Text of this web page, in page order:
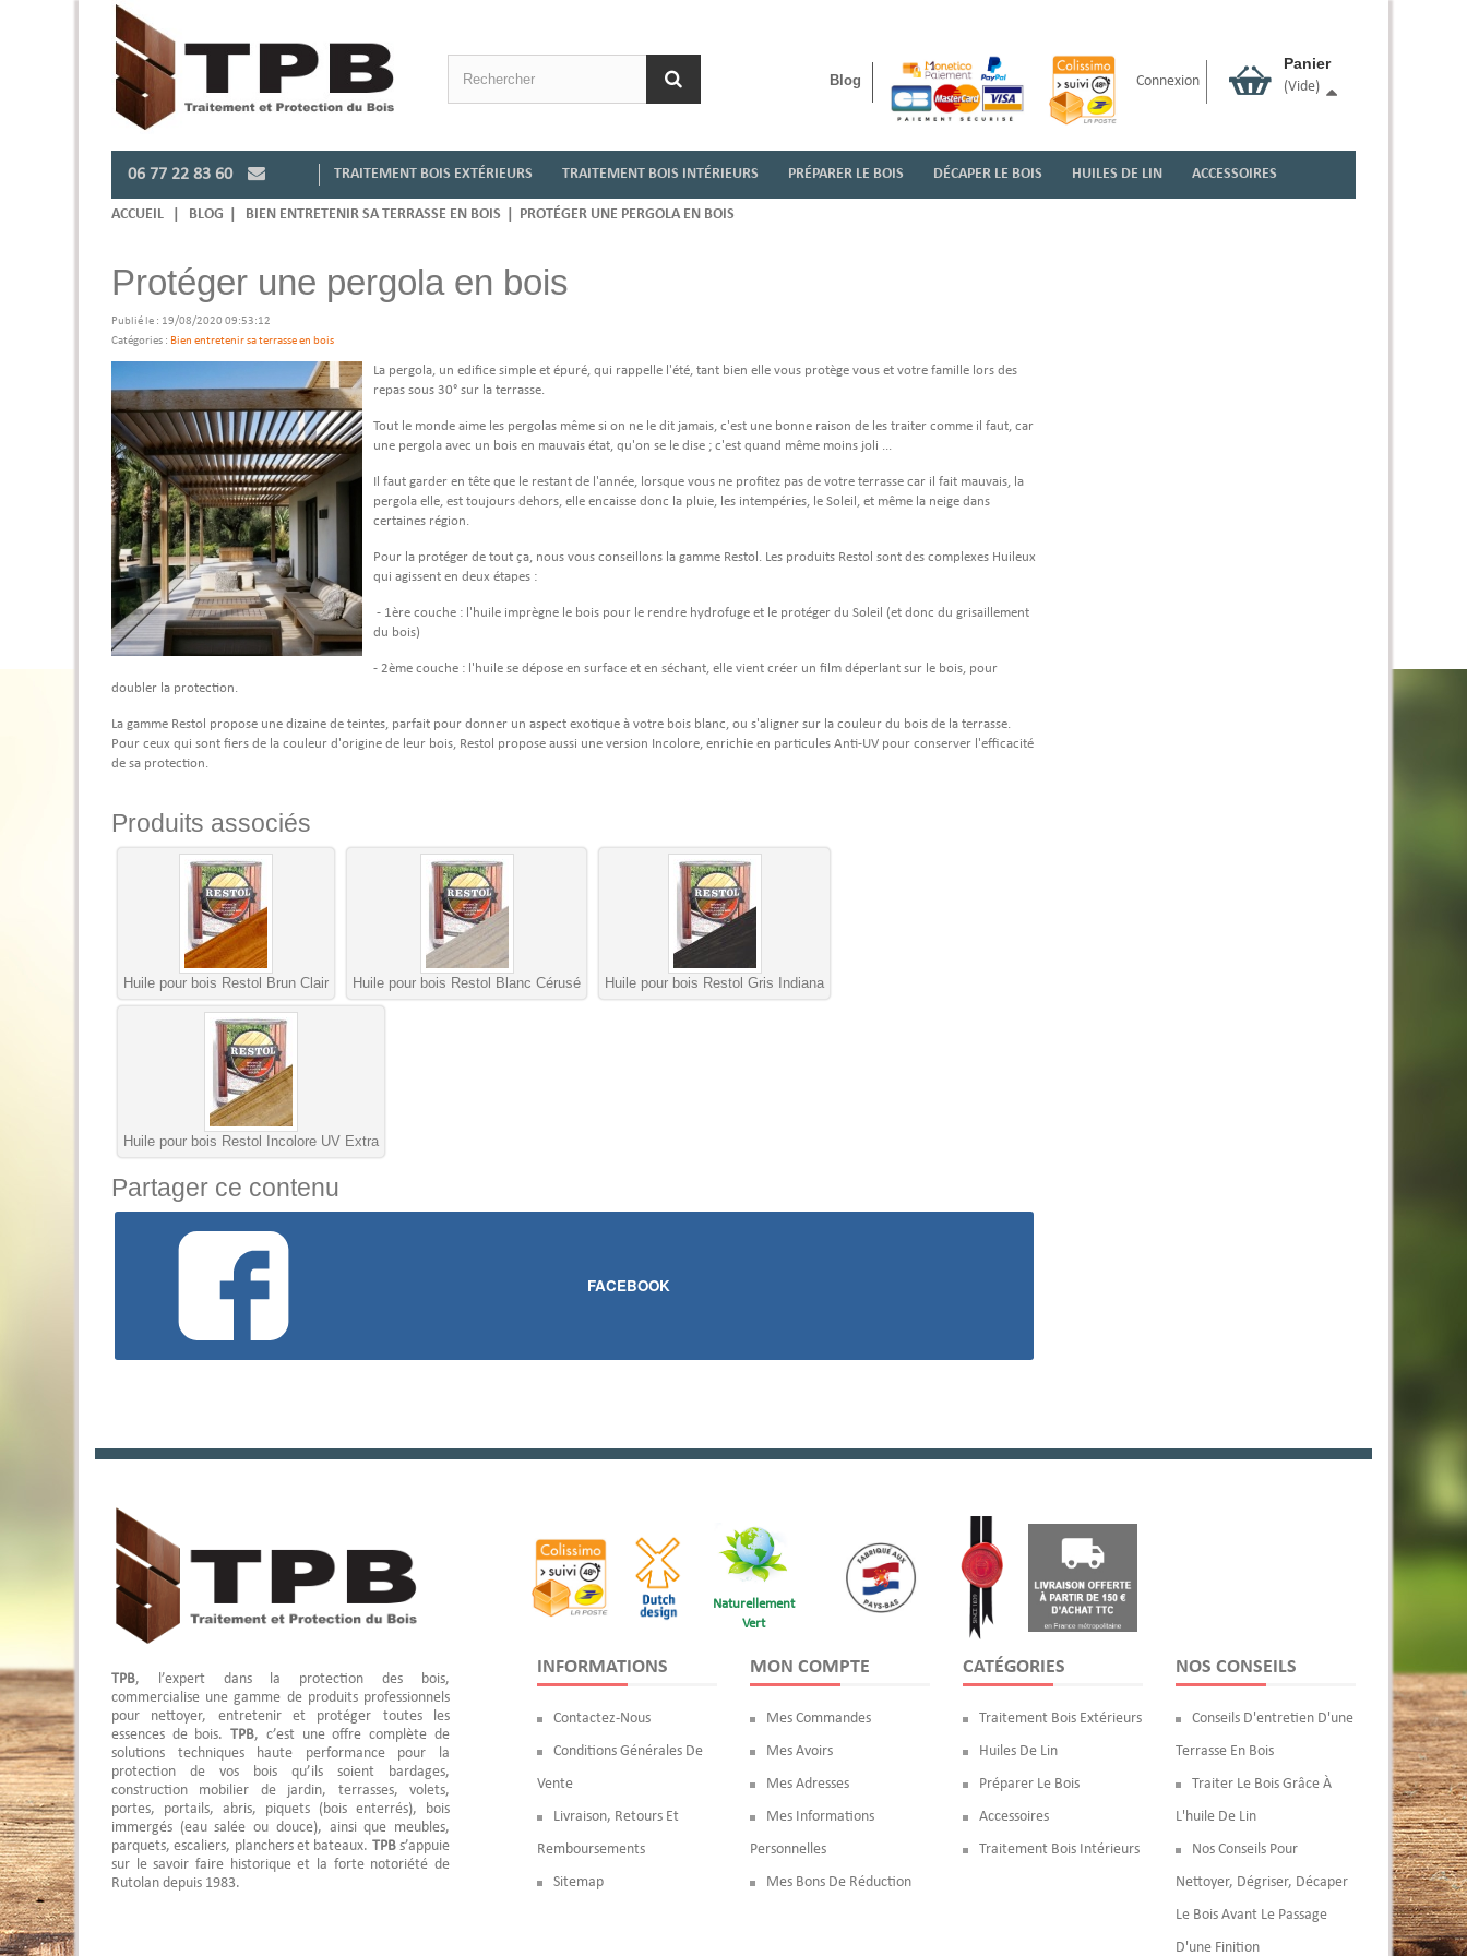
Panier
(vide)
Connexion
Blog
06 77 22 83 60 TRAITEMENT BOIS EXTÉRIEURS TRAITEMENT BOIS INTÉRIEURS PRÉPARER LE BOIS DÉCAPER LE BOIS HUILES DE LIN ACCESSOIRES
ACCUEIL BLOG BIEN ENTRETENIR SA TERRASSE EN BOIS PROTÉGER UNE PERGOLA EN BOIS
Protéger une pergola en bois
Publié le : 19/08/2020 09:53:12
Catégories : Bien entretenir sa terrasse en bois
La pergola, un edifice simple et épuré, qui rappelle l'été, tant bien elle vous protège vous et votre famille lors des
repas sous 30° sur la terrasse.
Tout le monde aime les pergolas même si on ne le dit jamais, c'est une bonne raison de les traiter comme il faut, car
une pergola avec un bois en mauvais état, qu'on se le dise ; c'est quand même moins joli ...
Il faut garder en tête que le restant de l'année, lorsque vous ne profitez pas de votre terrasse car il fait mauvais, la
pergola elle, est toujours dehors, elle encaisse donc la pluie, les intempéries, le Soleil, et même la neige dans
certaines région.
Pour la protéger de tout ça, nous vous conseillons la gamme Restol. Les produits Restol sont des complexes Huileux
qui agissent en deux étapes :
- 1ère couche : l'huile imprègne le bois pour le rendre hydrofuge et le protéger du Soleil (et donc du grisaillement
du bois)
- 2ème couche : l'huile se dépose en surface et en séchant, elle vient créer un film déperlant sur le bois, pour
doubler la protection.
La gamme Restol propose une dizaine de teintes, parfait pour donner un aspect exotique à votre bois blanc, ou s'aligner sur la couleur du bois de la terrasse.
Pour ceux qui sont fiers de la couleur d'origine de leur bois, Restol propose aussi une version Incolore, enrichie en particules Anti-UV pour conserver l'efficacité
de sa protection.
Produits associés
Huile pour bois Restol Brun Clair Huile pour bois Restol Blanc Cérusé Huile pour bois Restol Gris Indiana
Huile pour bois Restol Incolore UV Extra
Partager ce contenu
FACEBOOK
TPB, l’expert dans la protection des bois,
commercialise une gamme de produits professionnels
pour nettoyer, entretenir et protéger toutes les
essences de bois.TPB, c’est une offre complète de
solutions techniques haute performance pour la
protection de vos bois qu’ils soient bardages,
construction mobilier de jardin, terrasses, volets,
portes, portails, abris, piquets (bois enterrés), bois
immergés (eau salée ou douce), ainsi que meubles,
parquets, escaliers, planchers et bateaux. TPBs’appuie
sur le savoir faire historique et la forte notoriété de
Rutolan depuis 1983.
Naturellement
Vert
INFORMATIONS
Contactez-Nous
Conditions Générales De
Vente
Livraison, Retours Et
Remboursements
Sitemap
MON COMPTE
Mes Commandes
Mes Avoirs
Mes Adresses
Mes Informations
Personnelles
Mes Bons De Réduction
CATÉGORIES
Traitement Bois Extérieurs
Huiles De Lin
Préparer Le Bois
Accessoires
Traitement Bois Intérieurs
NOS CONSEILS
Conseils D'entretien D'une
Terrasse En Bois
Traiter Le Bois Grâce À
L'huile De Lin
Nos Conseils Pour
Nettoyer, Dégriser, Décaper
Le Bois Avant Le Passage
D'une Finition